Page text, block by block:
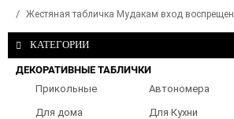
Жестяная табличка Мудакам вход воспрещен
КАТЕГОРИИ
ДЕКОРАТИВНЫЕ ТАБЛИЧКИ
Прикольные
Автономера
Для дома
Для Кухни